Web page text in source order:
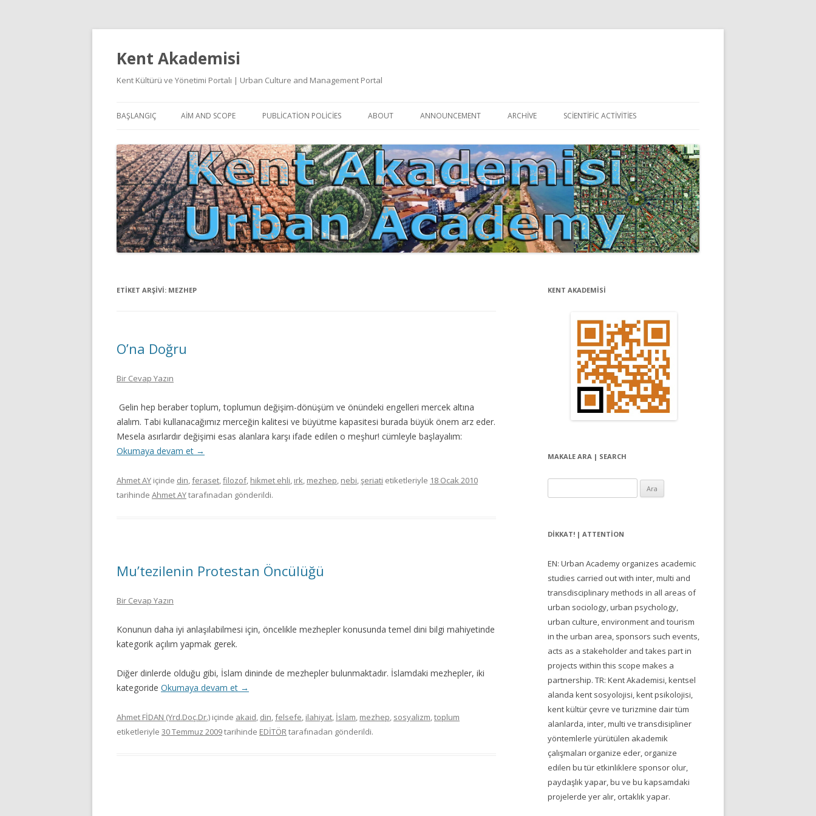
Kent Akademisi
Kent Kültürü ve Yönetimi Portalı | Urban Culture and Management Portal
atla
BAŞLANGIÇ AIM AND SCOPE PUBLICATION POLICIES
DOCUMENTATION
YAZIM KURALLARI
SÜREÇ REHBERI | PROCESS GUIDE
ETIK İLKELER | ETHICAL RULES
ABOUT
EDITORIAL BOARD
ETIK KURUL | ETHICAL BOARDS
İNDEKSLER
JOURNAL HISTORY | DERGI
TARIHÇESI
PUBLICATION GROUP
ANNOUNCEMENT ARCHIVE SCIENTIFIC ACTIVITIES
ETIKET ARŞIVI: MEZHEP
O’na Doğru
Bir Cevap Yazın
Gelin hep beraber toplum, toplumun değişim-dönüşüm ve önündeki engelleri mercek altına
alalım. Tabi kullanacağımız merceğin kalitesi ve büyütme kapasitesi burada büyük önem arz eder.
Mesela asırlardır değişimi esas alanlara karşı ifade edilen o meşhur! cümleyle başlayalım:
Okumaya devam et →
Ahmet AY içinde din,feraset,filozof, hikmet ehli, ırk, mezhep, nebi,şeriati etiketleriyle 18 Ocak 2010
tarihinde Ahmet AYtarafınadan gönderildi.
Mu’tezilenin Protestan Öncülüğü
Bir Cevap Yazın
Konunun daha iyi anlaşılabilmesi için, öncelikle mezhepler konusunda temel dini bilgi mahiyetinde
kategorik açılım yapmak gerek.
Diğer dinlerde olduğu gibi, İslam dininde de mezhepler bulunmaktadır. İslamdaki mezhepler, iki
kategoride Okumaya devam et →
Ahmet FİDAN (Yrd.Doç.Dr.) içinde akaid, din,felsefe, ilahiyat, İslam, mezhep, sosyalizm,toplum
etiketleriyle 30 Temmuz 2009tarihinde EDİTÖRtarafınadan gönderildi.
KENT AKADEMİSİ
MAKALE ARA | SEARCH
DIKKAT! | ATTENTION
EN: Urban Academy organizes academic
studies carried out with inter, multi and
transdisciplinary methods in all areas of
urban sociology, urban psychology,
urban culture, environment and tourism
in the urban area, sponsors such events,
acts as a stakeholder and takes part in
projects within this scope makes a
partnership. TR: Kent Akademisi, kentsel
alanda kent sosyolojisi, kent psikolojisi,
kent kültür çevre ve turizmine dair tüm
alanlarda, inter, multi ve transdisipliner
yöntemlerle yürütülen akademik
çalışmaları organize eder, organize
edilen bu tür etkinliklere sponsor olur,
paydaşlık yapar, bu ve bu kapsamdaki
projelerde yer alır, ortaklık yapar.